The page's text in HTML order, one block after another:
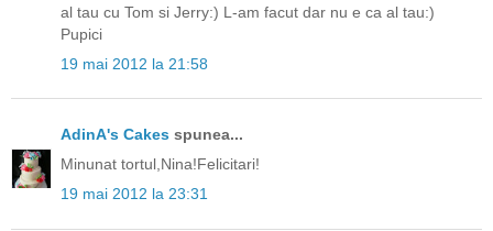
al tau cu Tom si Jerry:) L-am facut dar nu e ca al tau:)
Pupici
19 mai 2012 la 21:58
AdinA's Cakes spunea...
Minunat tortul,Nina!Felicitari!
19 mai 2012 la 23:31